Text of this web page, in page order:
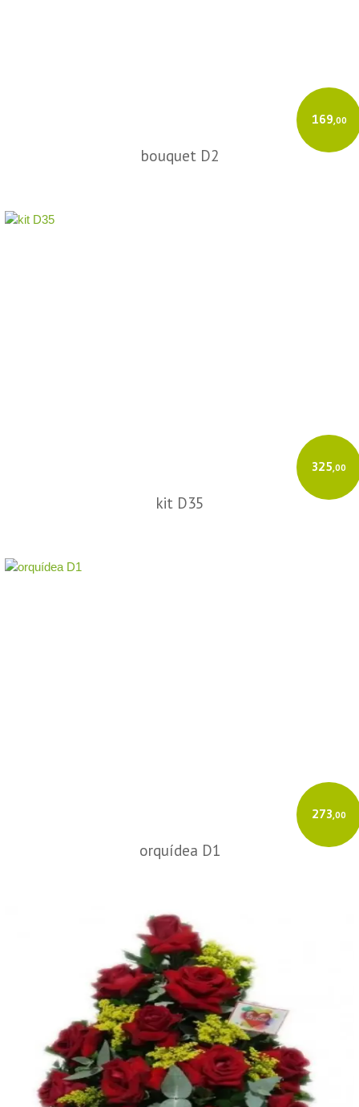
169,00
bouquet D2
325,00
kit D35
273,00
orquídea D1